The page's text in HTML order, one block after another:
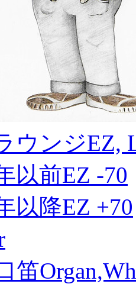
ウンジEZ,
以前EZ -70
以降EZ +70
笛